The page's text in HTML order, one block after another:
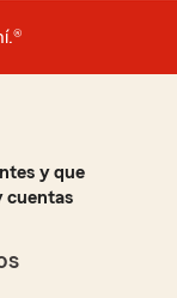
y que
cuentas